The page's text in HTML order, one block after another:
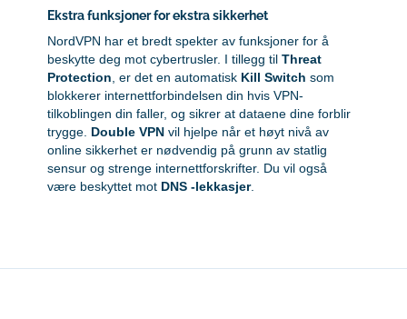
Ekstra funksjoner for ekstra sikkerhet
NordVPN har et bredt spekter av funksjoner for å
beskytte deg mot cybertrusler. I tillegg tilThreat
Protection , er det en automatisk Kill Switch som
blokkerer internettforbindelsen din hvis VPN-
tilkoblingen din faller, og sikrer at dataene dine forblir
trygge. Double VPN vil hjelpe når et høyt nivå av
online sikkerhet er nødvendig på grunn av statlig
sensur og strenge internettforskrifter. Du vil også
være beskyttet mot DNS -lekkasjer.